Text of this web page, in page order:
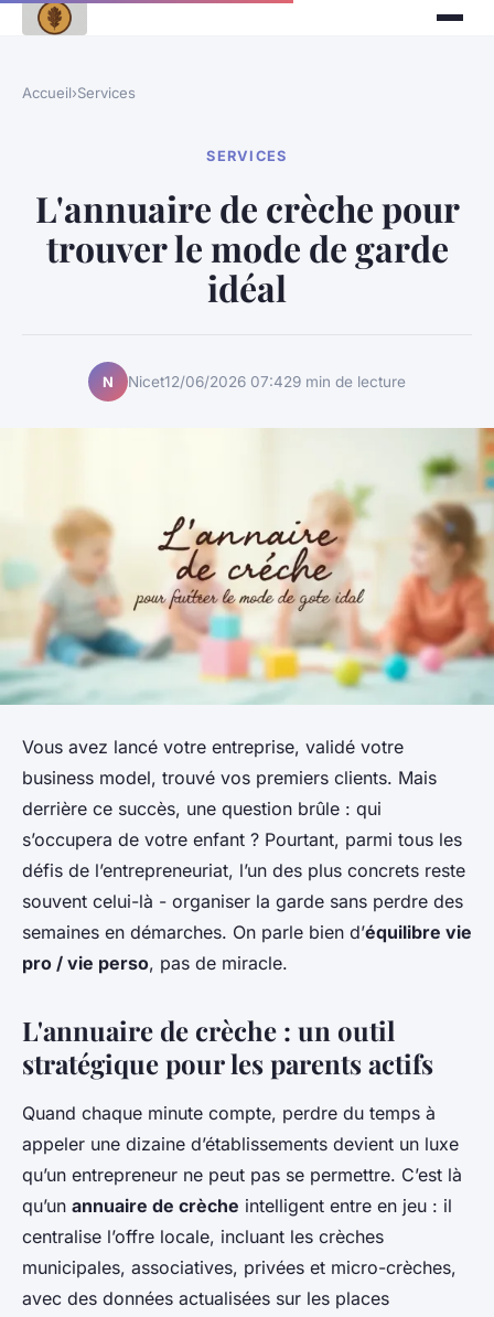
Accueil›Services
SERVICES
L'annuaire de crèche pour
trouver le mode de garde
idéal
N Nicet12/06/2026 07:429 min de lecture
Vous avez lancé votre entreprise, validé votre
business model, trouvé vos premiers clients. Mais
derrière ce succès, une question brûle : qui
s’occupera de votre enfant ? Pourtant, parmi tous les
défis de l’entrepreneuriat, l’un des plus concrets reste
souvent celui-là - organiser la garde sans perdre des
semaines en démarches. On parle bien d’équilibre vie
pro / vie perso, pas de miracle.
L'annuaire de crèche : un outil
stratégique pour les parents actifs
Quand chaque minute compte, perdre du temps à
appeler une dizaine d’établissements devient un luxe
qu’un entrepreneur ne peut pas se permettre. C’est là
qu’un annuaire de crèche intelligent entre en jeu : il
centralise l’offre locale, incluant les crèches
municipales, associatives, privées et micro-crèches,
avec des données actualisées sur les places